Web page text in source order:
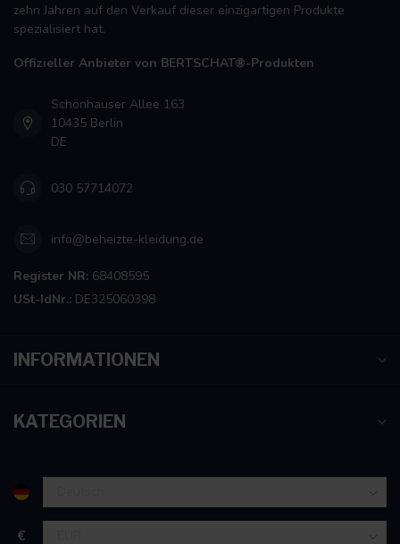
zehn Jahren auf den Verkauf dieser einzigartigen Produkte
spezialisiert hat.
Offizieller Anbieter von BERTSCHAT®-Produkten
Schönhauser Allee 163
10435 Berlin
DE
030 57714072
info@beheizte-kleidung.de
Register NR: 68408595
USt-IdNr.: DE325060398
INFORMATIONEN
KATEGORIEN
€